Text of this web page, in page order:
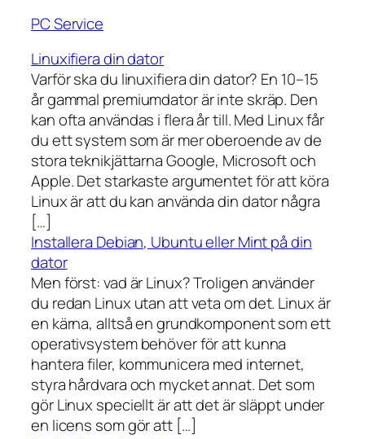
PC Service
Linuxifiera din dator
Varför ska du linuxifiera din dator? En 10–15
år gammal premiumdator är inte skräp. Den
kan ofta användas i flera år till. Med Linux får
du ett system som är mer oberoende av de
stora teknikjättarna Google, Microsoft och
Apple. Det starkaste argumentet för att köra
Linux är att du kan använda din dator några
[…]
Installera Debian, Ubuntu eller Mint på din
dator
Men först: vad är Linux? Troligen använder
du redan Linux utan att veta om det. Linux är
en kärna, alltså en grundkomponent som ett
operativsystem behöver för att kunna
hantera filer, kommunicera med internet,
styra hårdvara och mycket annat. Det som
gör Linux speciellt är att det är släppt under
en licens som gör att […]